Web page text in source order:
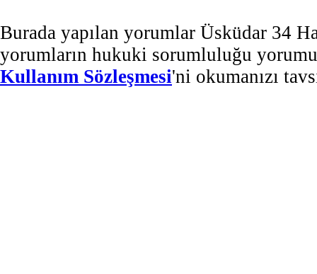
Burada yapılan yorumlar Üsküdar 34
yorumların hukuki sorumluluğu
Kullanım Sözleşmesi'ni okumanızı